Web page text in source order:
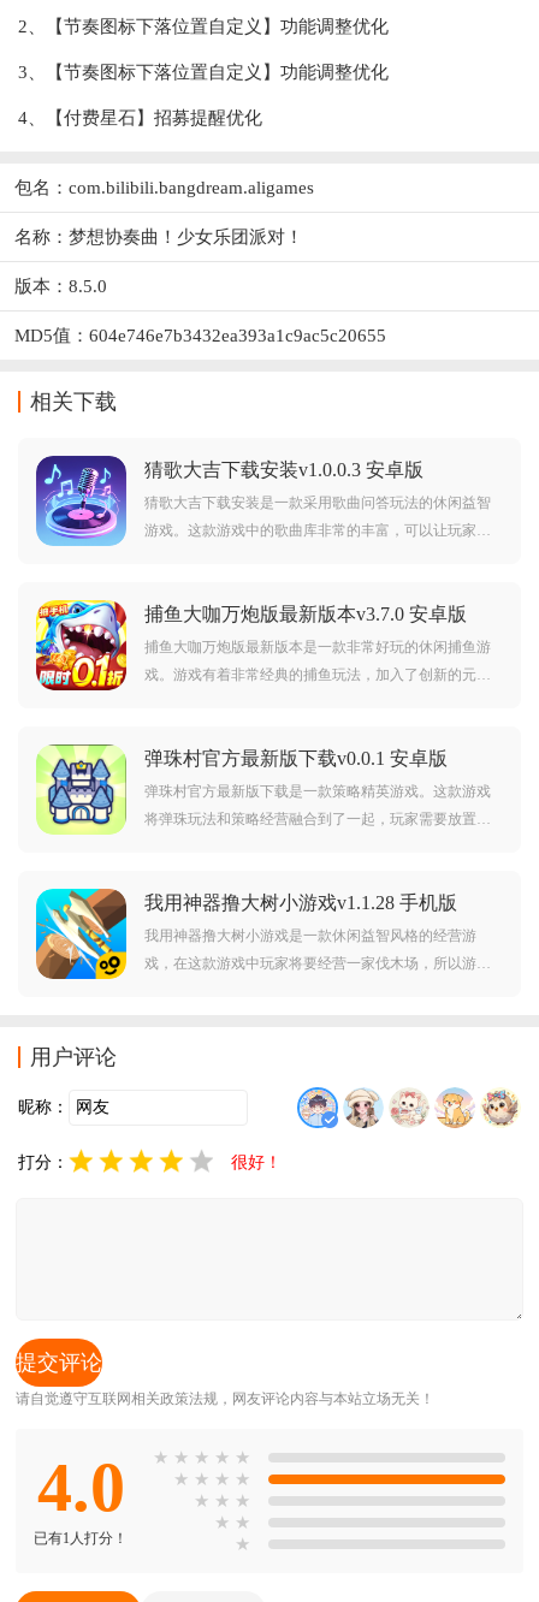
2、【节奏图标下落位置自定义】功能调整优化
3、【节奏图标下落位置自定义】功能调整优化
4、【付费星石】招募提醒优化
包名：com.bilibili.bangdream.aligames
名称：梦想协奏曲！少女乐团派对！
版本：8.5.0
MD5值：604e746e7b3432ea393a1c9ac5c20655
相关下载
猜歌大吉下载安装v1.0.0.3 安卓版
猜歌大吉下载安装是一款采用歌曲问答玩法的休闲益智
游戏。这款游戏中的歌曲库非常的丰富，可以让玩家听
概率获得系统准备的奖励，有非常多的关卡等你来挑
战，感兴趣的朋友快来下载体验吧。
捕鱼大咖万炮版最新版本v3.7.0 安卓版
捕鱼大咖万炮版最新版本是一款非常好玩的休闲捕鱼游
戏。游戏有着非常经典的捕鱼玩法，加入了创新的元素
值越高。还有超多福利等你来，快来下载体验乐趣和刺
激吧。
弹珠村官方最新版下载v0.0.1 安卓版
弹珠村官方最新版下载是一款策略精英游戏。这款游戏
将弹珠玩法和策略经营融合到了一起，玩家需要放置建
来下载体验吧。
我用神器撸大树小游戏v1.1.28 手机版
我用神器撸大树小游戏是一款休闲益智风格的经营游
戏，在这款游戏中玩家将要经营一家伐木场，所以游戏
用户评论
昵称：
打分： 很好！
请自觉遵守互联网相关政策法规，网友评论内容与本站立场无关！
4.0
已有1人打分！
★ ★ ★ ★ ★
★ ★ ★ ★
★ ★ ★
★ ★
★